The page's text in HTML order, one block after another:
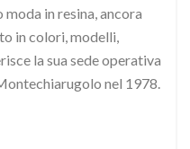
in resina, ancora
in colori, modelli,
la sua sede operativa
nel 1978.